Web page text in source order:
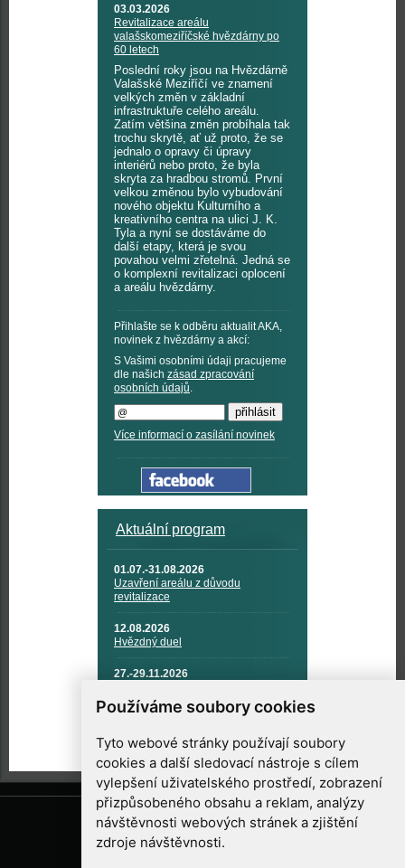
Používáme soubory cookies
Tyto webové stránky používají soubory
cookies a další sledovací nástroje s cílem
vylepšení uživatelského prostředí, zobrazení
přizpůsobeného obsahu a reklam, analýzy
návštěvnosti webových stránek a zjištění
zdroje návštěvnosti.
03.03.2026
Revitalizace areálu
valašskomeziříčské hvězdárny po
60 letech
Poslední roky jsou na Hvězdárně
Valašské Meziříčí ve znamení
velkých změn v základní
infrastruktuře celého areálu.
Zatím většina změn probíhala tak
trochu skrytě, ať už proto, že se
jednalo o opravy či úpravy
interiérů nebo proto, že byla
skryta za hradbou stromů. První
velkou změnou bylo vybudování
nového objektu Kulturního a
kreativního centra na ulici J. K.
Tyla a nyní se dostáváme do
další etapy, která je svou
povahou velmi zřetelná. Jedná se
o komplexní revitalizaci oplocení
a areálu hvězdárny.
Přihlašte se k odběru aktualit AKA,
novinek z hvězdárny a akcí:
S Vašimi osobními údaji pracujeme
dle našich zásad zpracování
osobních údajů.
Více informací o zasílání novinek
Aktuální program
01.07.-31.08.2026
Uzavření areálu z důvodu
revitalizace
12.08.2026
Hvězdný duel
27.-29.11.2026
TECHNIKA A KOSMICKÉ
TECHNOLOGIE